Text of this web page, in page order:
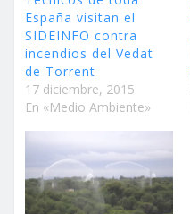
España visitan el
SIDEINFO contra
incendios del Vedat
de Torrent
17 diciembre, 2015
En «Medio Ambiente»